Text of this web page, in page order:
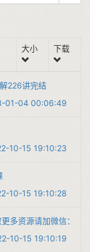
大小 下载
226讲完结
01-04 00:06:49
10-15 19:10:23
10-15 19:10:28
多资源请加微信：
10-15 19:10:19